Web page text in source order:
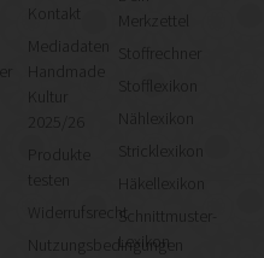
Kontakt
Mediadaten
Kultur
2025/26
Produkte
testen
Widerrufsrecht
Nutzungsbedingungen
Merkzettel
Stoffrechner
Stofflexikon
Nählexikon
Stricklexikon
Häkellexikon
Schnittmuster-
Lexikon